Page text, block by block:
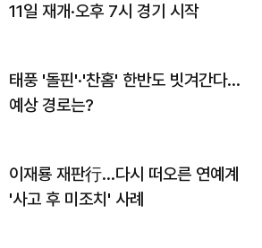
11일 재개·오후 7시 경기 시작
태풍 '돌핀'·'찬홈' 한반도 빗겨간다…
예상 경로는?
이재룡 재판行…다시 떠오른 연예계
'사고 후 미조치' 사례